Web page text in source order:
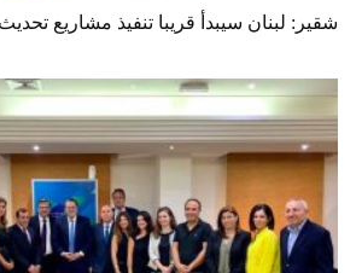
شقير: لبنان سيبدأ قريبا تنفيذ مشاريع تحديث